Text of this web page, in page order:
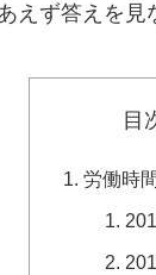
えず答えを見
目
労働時